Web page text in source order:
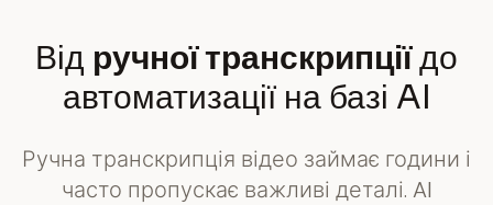
Від ручної транскрипціїдо
автоматизації на базі AI
Ручна транскрипція відео займає години і
часто пропускає важливі деталі. AI